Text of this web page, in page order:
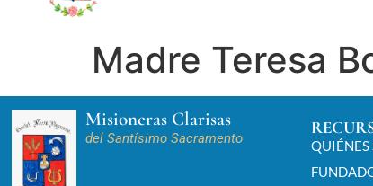
Madre Teresa
Misioneras Clarisas
del Santísimo Sacramento
QUIÉNES